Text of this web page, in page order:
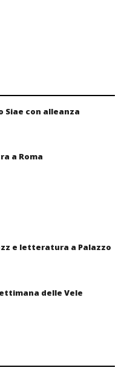
Siae con alleanza
a Roma
e letteratura a Palazzo
delle Vele